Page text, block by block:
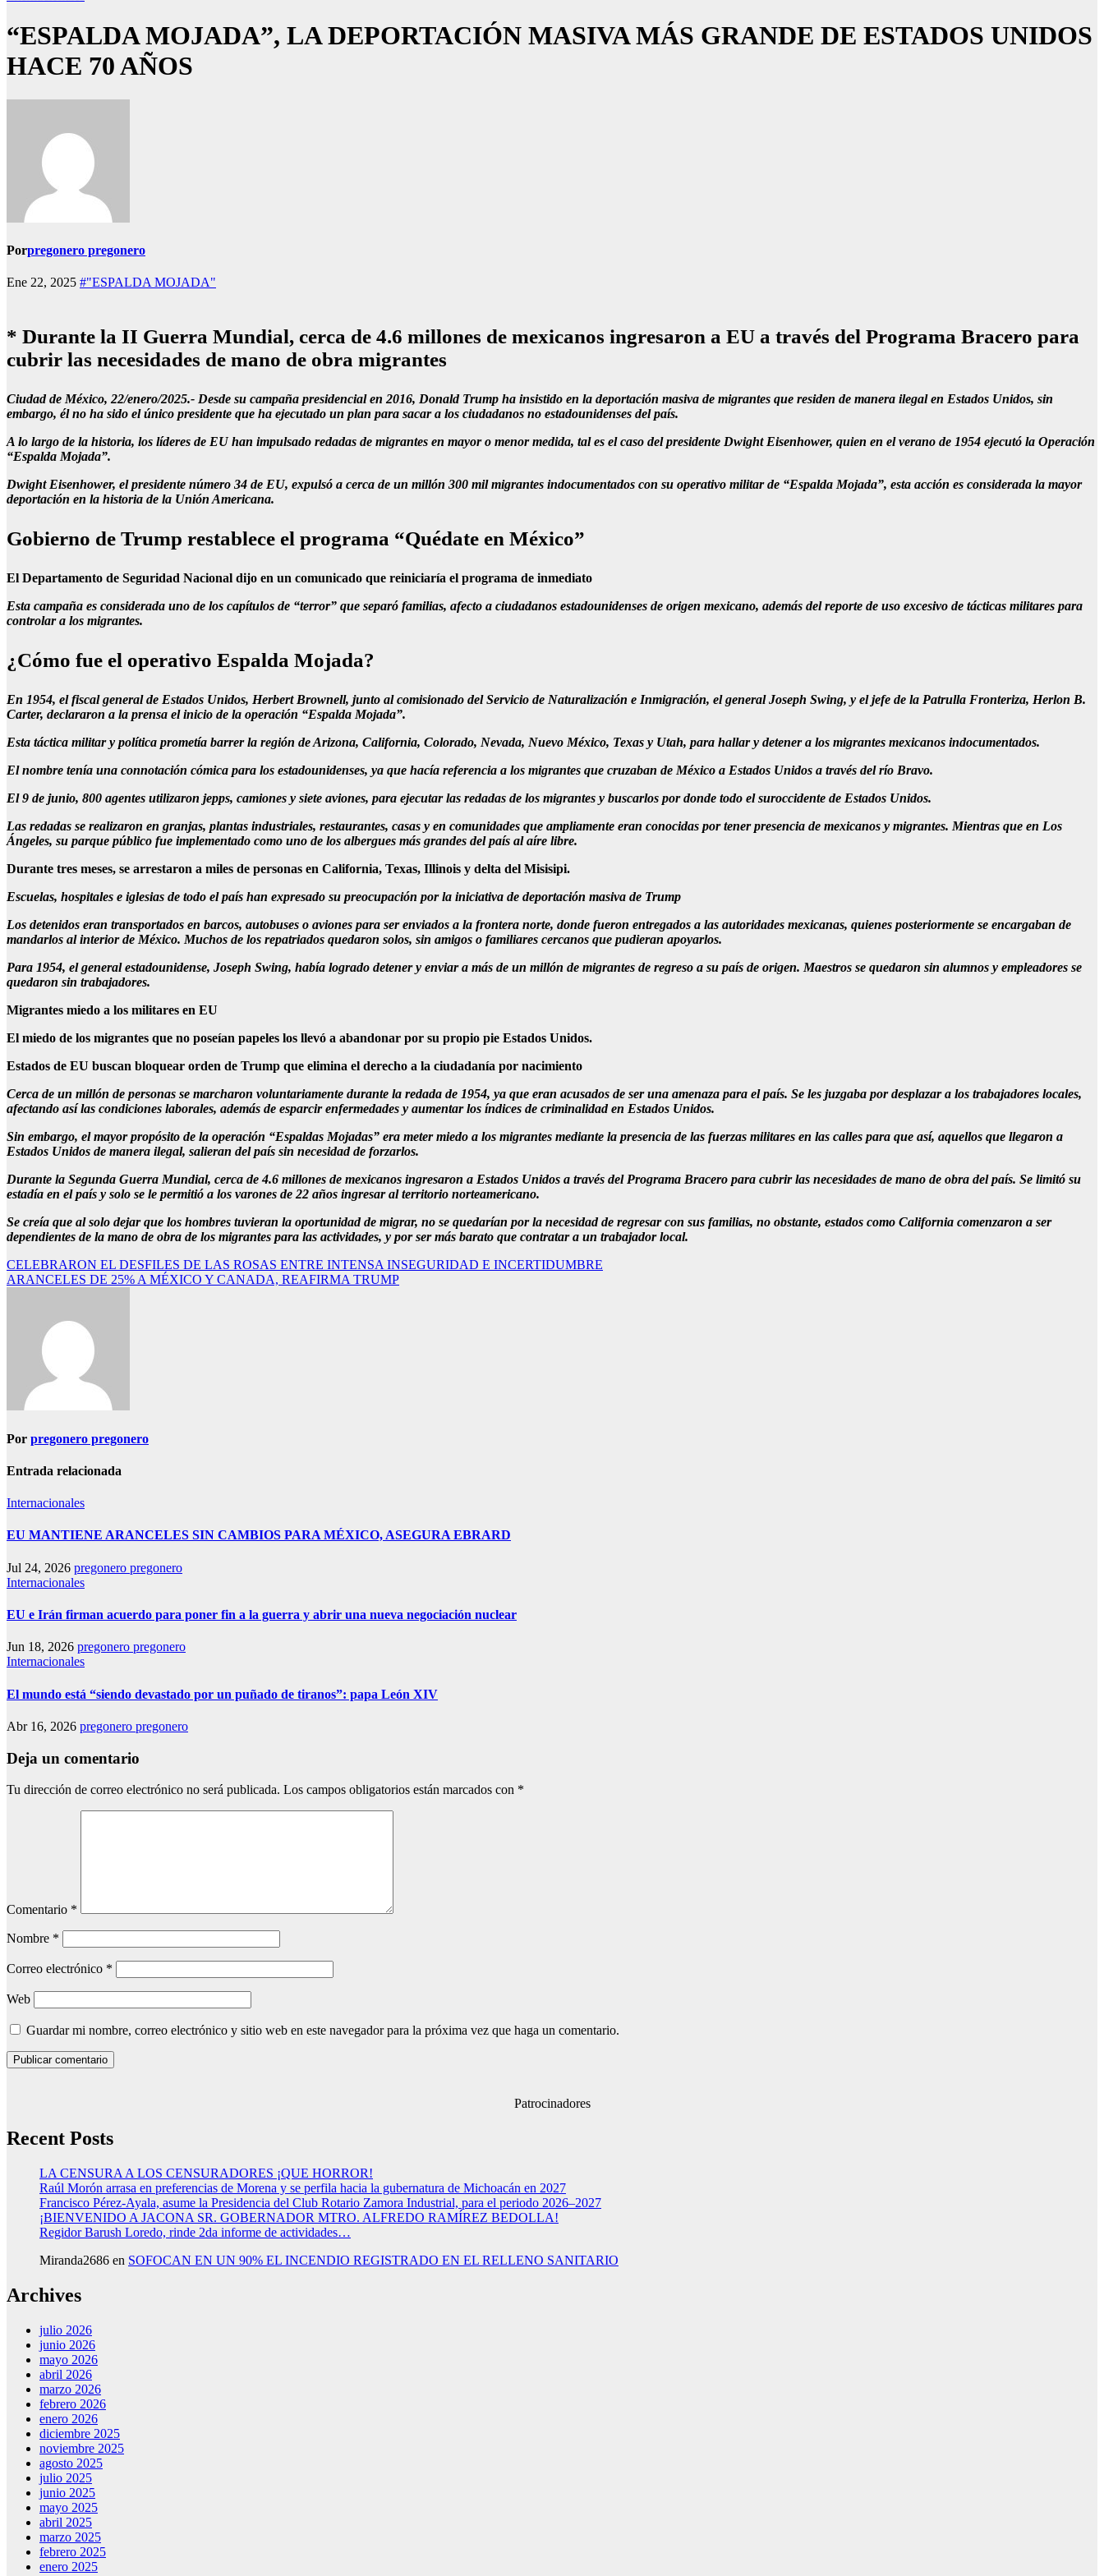
“ESPALDA MOJADA”, LA DEPORTACIÓN MASIVA MÁS GRANDE DE ESTADOS UNIDOS
HACE 70 AÑOS
Porpregonero pregonero
Ene 22, 2025 #"ESPALDA MOJADA"
* Durante la II Guerra Mundial, cerca de 4.6 millones de mexicanos ingresaron a EU a través del Programa Bracero para
cubrir las necesidades de mano de obra migrantes
Ciudad de México, 22/enero/2025.- Desde su campaña presidencial en 2016, Donald Trump ha insistido en la deportación masiva de migrantes que residen de manera ilegal en Estados Unidos, sin
embargo, él no ha sido el único presidente que ha ejecutado un plan para sacar a los ciudadanos no estadounidenses del país.
A lo largo de la historia, los líderes de EU han impulsado redadas de migrantes en mayor o menor medida, tal es el caso del presidente Dwight Eisenhower, quien en el verano de 1954 ejecutó la Operación
“Espalda Mojada”.
Dwight Eisenhower, el presidente número 34 de EU, expulsó a cerca de un millón 300 mil migrantes indocumentados con su operativo militar de “Espalda Mojada”, esta acción es considerada la mayor
deportación en la historia de la Unión Americana.
Gobierno de Trump restablece el programa “Quédate en México”
El Departamento de Seguridad Nacional dijo en un comunicado que reiniciaría el programa de inmediato
Esta campaña es considerada uno de los capítulos de “terror” que separó familias, afecto a ciudadanos estadounidenses de origen mexicano, además del reporte de uso excesivo de tácticas militares para
controlar a los migrantes.
¿Cómo fue el operativo Espalda Mojada?
En 1954, el fiscal general de Estados Unidos, Herbert Brownell, junto al comisionado del Servicio de Naturalización e Inmigración, el general Joseph Swing, y el jefe de la Patrulla Fronteriza, Herlon B.
Carter, declararon a la prensa el inicio de la operación “Espalda Mojada”.
Esta táctica militar y política prometía barrer la región de Arizona, California, Colorado, Nevada, Nuevo México, Texas y Utah, para hallar y detener a los migrantes mexicanos indocumentados.
El nombre tenía una connotación cómica para los estadounidenses, ya que hacía referencia a los migrantes que cruzaban de México a Estados Unidos a través del río Bravo.
El 9 de junio, 800 agentes utilizaron jepps, camiones y siete aviones, para ejecutar las redadas de los migrantes y buscarlos por donde todo el suroccidente de Estados Unidos.
Las redadas se realizaron en granjas, plantas industriales, restaurantes, casas y en comunidades que ampliamente eran conocidas por tener presencia de mexicanos y migrantes. Mientras que en Los
Ángeles, su parque público fue implementado como uno de los albergues más grandes del país al aíre libre.
Durante tres meses, se arrestaron a miles de personas en California, Texas, Illinois y delta del Misisipi.
Escuelas, hospitales e iglesias de todo el país han expresado su preocupación por la iniciativa de deportación masiva de Trump
Los detenidos eran transportados en barcos, autobuses o aviones para ser enviados a la frontera norte, donde fueron entregados a las autoridades mexicanas, quienes posteriormente se encargaban de
mandarlos al interior de México. Muchos de los repatriados quedaron solos, sin amigos o familiares cercanos que pudieran apoyarlos.
Para 1954, el general estadounidense, Joseph Swing, había logrado detener y enviar a más de un millón de migrantes de regreso a su país de origen. Maestros se quedaron sin alumnos y empleadores se
quedaron sin trabajadores.
Migrantes miedo a los militares en EU
El miedo de los migrantes que no poseían papeles los llevó a abandonar por su propio pie Estados Unidos.
Estados de EU buscan bloquear orden de Trump que elimina el derecho a la ciudadanía por nacimiento
Cerca de un millón de personas se marcharon voluntariamente durante la redada de 1954, ya que eran acusados de ser una amenaza para el país. Se les juzgaba por desplazar a los trabajadores locales,
afectando así las condiciones laborales, además de esparcir enfermedades y aumentar los índices de criminalidad en Estados Unidos.
Sin embargo, el mayor propósito de la operación “Espaldas Mojadas” era meter miedo a los migrantes mediante la presencia de las fuerzas militares en las calles para que así, aquellos que llegaron a
Estados Unidos de manera ilegal, salieran del país sin necesidad de forzarlos.
Durante la Segunda Guerra Mundial, cerca de 4.6 millones de mexicanos ingresaron a Estados Unidos a través del Programa Bracero para cubrir las necesidades de mano de obra del país. Se limitó su
estadía en el país y solo se le permitió a los varones de 22 años ingresar al territorio norteamericano.
Se creía que al solo dejar que los hombres tuvieran la oportunidad de migrar, no se quedarían por la necesidad de regresar con sus familias, no obstante, estados como California comenzaron a ser
dependientes de la mano de obra de los migrantes para las actividades, y por ser más barato que contratar a un trabajador local.
Navegación
de
CELEBRARON EL DESFILES DE LAS ROSAS ENTRE INTENSA INSEGURIDAD E INCERTIDUMBRE
ARANCELES DE 25% A MÉXICO Y CANADA, REAFIRMA TRUMP
Por pregonero pregonero
Entrada relacionada
Internacionales
EU MANTIENE ARANCELES SIN CAMBIOS PARA MÉXICO, ASEGURA EBRARD
Jul 24, 2026 pregonero pregonero
Internacionales
EU e Irán firman acuerdo para poner fin a la guerra y abrir una nueva negociación nuclear
Jun 18, 2026 pregonero pregonero
Internacionales
El mundo está “siendo devastado por un puñado de tiranos”: papa León XIV
Abr 16, 2026 pregonero pregonero
Deja un comentario
Tu dirección de correo electrónico no será publicada. Los campos obligatorios están marcados con *
Comentario *
Nombre *
Correo electrónico *
Web
Guardar mi nombre, correo electrónico y sitio web en este navegador para la próxima vez que haga un comentario.
Patrocinadores
Recent Posts
LA CENSURA A LOS CENSURADORES ¡QUE HORROR!
Raúl Morón arrasa en preferencias de Morena y se perfila hacia la gubernatura de Michoacán en 2027
Francisco Pérez-Ayala, asume la Presidencia del Club Rotario Zamora Industrial, para el periodo 2026–2027
¡BIENVENIDO A JACONA SR. GOBERNADOR MTRO. ALFREDO RAMÍREZ BEDOLLA!
Regidor Barush Loredo, rinde 2da informe de actividades…
Miranda2686 en SOFOCAN EN UN 90% EL INCENDIO REGISTRADO EN EL RELLENO SANITARIO
Archives
julio 2026
junio 2026
mayo 2026
abril 2026
marzo 2026
febrero 2026
enero 2026
diciembre 2025
noviembre 2025
agosto 2025
julio 2025
junio 2025
mayo 2025
abril 2025
marzo 2025
febrero 2025
enero 2025